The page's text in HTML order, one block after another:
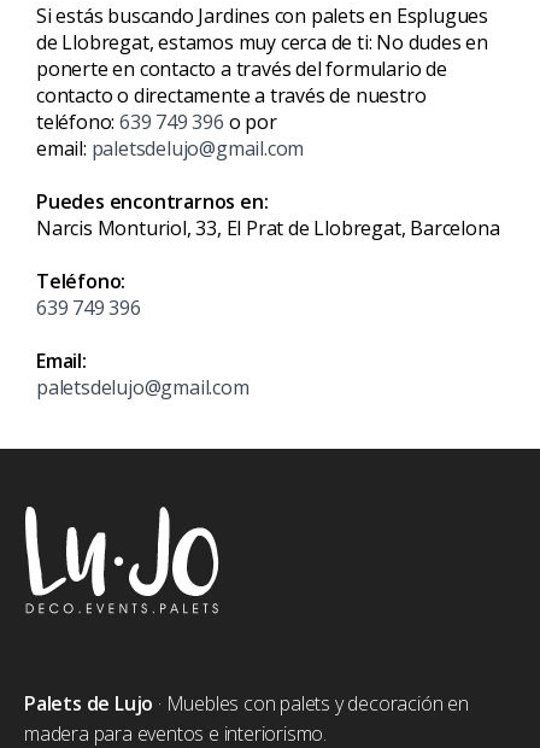
Si estás buscando Jardines con palets en Esplugues
de Llobregat, estamos muy cerca de ti: No dudes en
ponerte en contacto a través del formulario de
contacto o directamente a través de nuestro
teléfono: 639 749 396 o por
email: paletsdelujo@gmail.com
Puedes encontrarnos en:
Narcis Monturiol, 33, El Prat de Llobregat, Barcelona
Teléfono:
639 749 396
Email:
paletsdelujo@gmail.com
Palets de Lujo · Muebles con palets y decoración en
madera para eventos e interiorismo.